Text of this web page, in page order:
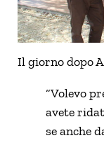
Il giorno dopo
“Volevo
avete
se anche